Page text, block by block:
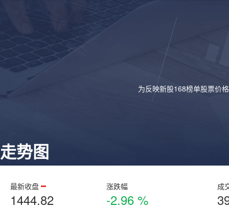
为反映新股168榜单股票价
走势图
最新收盘
1444.82
涨跌幅
-2.96 %
成